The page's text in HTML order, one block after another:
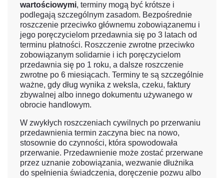
wartościowymi, terminy mogą być krótsze i
podlegają szczególnym zasadom. Bezpośrednie
roszczenie przeciwko głównemu zobowiązanemu i
jego poręczycielom przedawnia się po 3 latach od
terminu płatności. Roszczenie zwrotne przeciwko
zobowiązanym solidarnie i ich poręczycielom
przedawnia się po 1 roku, a dalsze roszczenie
zwrotne po 6 miesiącach. Terminy te są szczególnie
ważne, gdy dług wynika z weksla, czeku, faktury
zbywalnej albo innego dokumentu używanego w
obrocie handlowym.
W zwykłych roszczeniach cywilnych po przerwaniu
przedawnienia termin zaczyna biec na nowo,
stosownie do czynności, która spowodowała
przerwanie. Przedawnienie może zostać przerwane
przez uznanie zobowiązania, wezwanie dłużnika
do spełnienia świadczenia, doręczenie pozwu albo